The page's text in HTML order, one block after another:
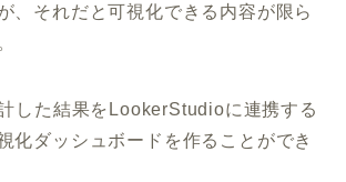
、それだと可視化できる内容が限ら
した結果をLookerStudioに連携する
化ダッシュボードを作ることができ